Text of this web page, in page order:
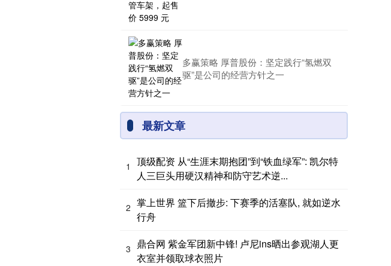
多赢策略 厚普股份：坚定践行“氢燃双
驱”是公司的经营方针之一
最新文章
1
顶级配资 从“生涯末期抱团”到“铁血绿军”: 凯尔特
人三巨头用硬汉精神和防守艺术逆...
2 掌上世界 篮下后撤步: 下赛季的活塞队, 就如逆水
行舟
3 鼎合网 紫金军团新中锋! 卢尼ins晒出参观湖人更
衣室并领取球衣照片